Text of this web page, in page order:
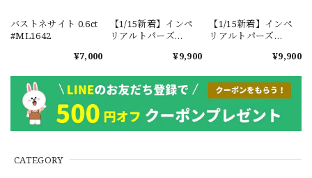
CATEGORY
バストネサイト 0.6ct
#ML1642
¥7,000
【1/15新着】インペ
リアルトパーズ
¥9,900
【1/15新着】インペ
リアルトパーズ
¥9,900